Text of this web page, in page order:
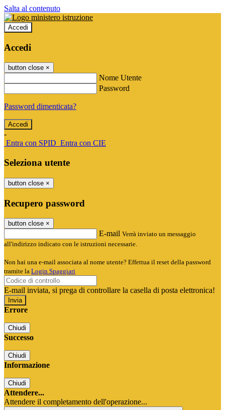
Salta al contenuto
Accedi
Accedi
button close ×
Nome Utente
Password
Password dimenticata?
-
Entra con SPID Entra con CIE
Seleziona utente
button close ×
Recupero password
button close ×
E-mail Verrà inviato un messaggio
all'indirizzo indicato con le istruzioni necessarie.
Non hai una e-mail associata al nome utente? Effettua il reset della password
tramite la Login Spaggiari
E-mail inviata, si prega di controllare la casella di posta elettronica!
Errore
Chiudi
Successo
Chiudi
Informazione
Chiudi
Attendere...
Attendere il completamento dell'operazione...